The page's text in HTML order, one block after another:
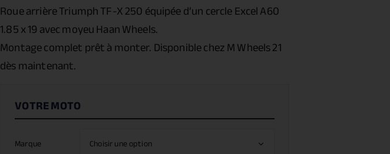
Roue arrière Triumph TF-X 250équipée d’un cercle Excel A60
1.85 x 19 avec moyeu Haan Wheels.
Montage complet prêt à monter. Disponible chez M Wheels 21
dès maintenant.
Marque